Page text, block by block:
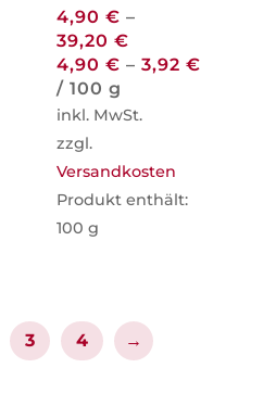
4,90€ –
39,20€
4,90€ –3,92€
/100 g
inkl. MwSt.
zzgl.
Versandkosten
Produkt enthält:
100g
3 4 →